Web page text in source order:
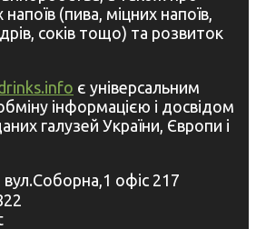
(пива, міцних напоїв,
соків тощо) та розвиток
є універсальним
інформацією і досвідом
галузей України, Європи і
вул.Соборна,1 офіс 217